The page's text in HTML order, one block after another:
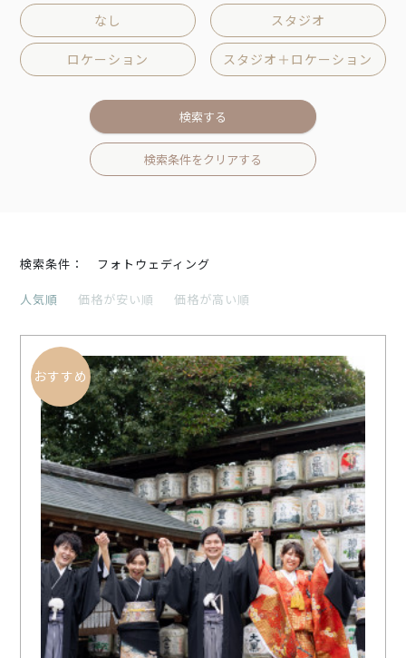
なし スタジオ
ロケーション スタジオ＋ロケーション
検索する
検索条件をクリアする
検索条件： フォトウェディング
人気順 価格が安い順 価格が高い順